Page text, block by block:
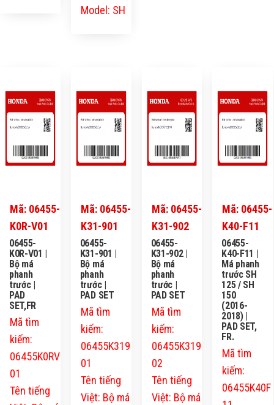
Model: SH
Mã: 06455-
K0R-V01
06455-
K0R-V01 |
Bộ má
phanh
trước |
PAD
SET,FR
Mã tìm
kiếm:
06455K0RV
01
Tên tiếng
Mã: 06455-
K31-901
06455-
K31-901 |
Bộ má
phanh
trước |
PAD SET
Mã tìm
kiếm:
06455K319
01
Tên tiếng
Việt: Bộ má
Mã: 06455-
K31-902
06455-
K31-902 |
Bộ má
phanh
trước |
PAD SET
Mã tìm
kiếm:
06455K319
02
Tên tiếng
Việt: Bộ má
Mã: 06455-
K40-F11
06455-
K40-F11 |
Má phanh
trước SH
125 / SH
150
(2016-
2018) |
PAD SET,
FR.
Mã tìm
kiếm:
06455K40F